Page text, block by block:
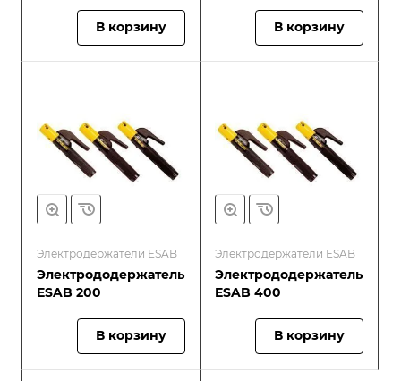
В корзину В корзину
Электродержатели ESAB
Электрододержатель
ESAB 200
В корзину
Электродержатели ESAB
Электрододержатель
ESAB 400
В корзину